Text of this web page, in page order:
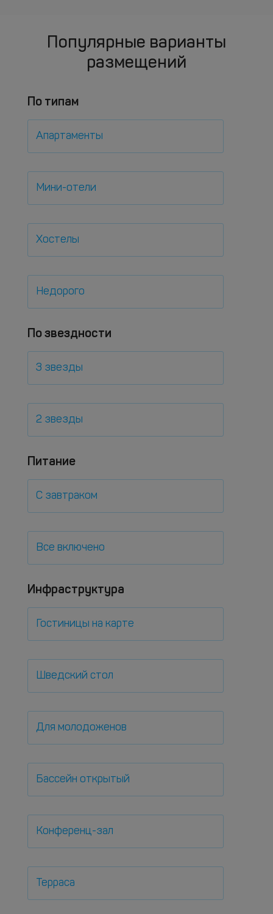
Популярные варианты
размещений
По типам
Апартаменты
Мини-отели
Хостелы
Недорого
По звездности
3 звезды
2 звезды
Питание
С завтраком
Все включено
Инфраструктура
Гостиницы на карте
Шведский стол
Для молодоженов
Бассейн открытый
Конференц-зал
Терраса